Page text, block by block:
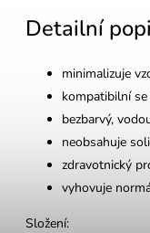
Detailní
minimalizuje
kompatibilní
bezbarvý,
neobsahuje
zdravotnický
vyhovuje
Složení: